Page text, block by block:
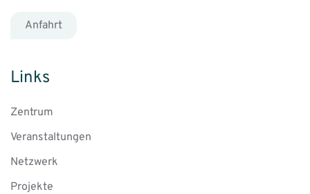
Anfahrt
Links
Zentrum
Veranstaltungen
Netzwerk
Projekte